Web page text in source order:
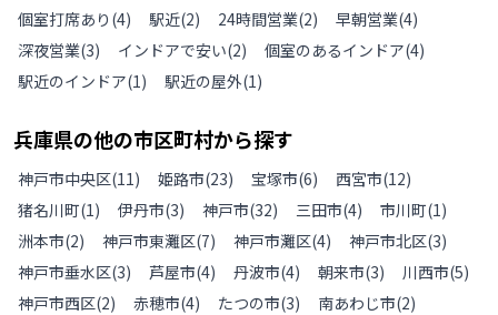
個室打席あり (4) 駅近(2) 24時間営業(2) 早朝営業(4)
深夜営業(3) インドアで安い(2) 個室のあるインドア(4)
駅近のインドア(1) 駅近の屋外(1)
兵庫県の他の市区町村から探す
神戸市中央区(11) 姫路市(23) 宝塚市(6) 西宮市(12)
猪名川町(1) 伊丹市(3) 神戸市(32) 三田市(4) 市川町(1)
洲本市(2) 神戸市東灘区(7) 神戸市灘区(4) 神戸市北区(3)
神戸市垂水区(3) 芦屋市(4) 丹波市(4) 朝来市(3) 川西市(5)
神戸市西区(2) 赤穂市(4) たつの市(3) 南あわじ市(2)